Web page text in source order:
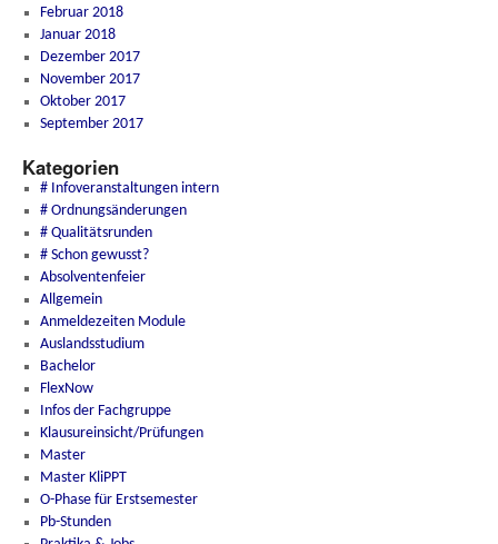
Februar 2018
Januar 2018
Dezember 2017
November 2017
Oktober 2017
September 2017
Kategorien
# Infoveranstaltungen intern
# Ordnungsänderungen
# Qualitätsrunden
# Schon gewusst?
Absolventenfeier
Allgemein
Anmeldezeiten Module
Auslandsstudium
Bachelor
FlexNow
Infos der Fachgruppe
Klausureinsicht/Prüfungen
Master
Master KliPPT
O-Phase für Erstsemester
Pb-Stunden